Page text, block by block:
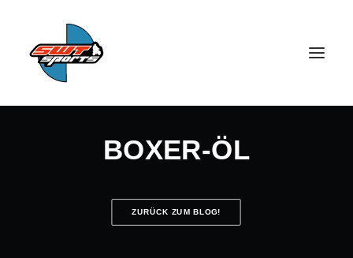
SEARCH
BOXER-ÖL
ZURÜCK ZUM BLOG!